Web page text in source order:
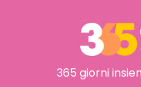
365 giorni